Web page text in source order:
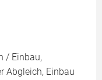
/ Einbau,
Abgleich, Einbau